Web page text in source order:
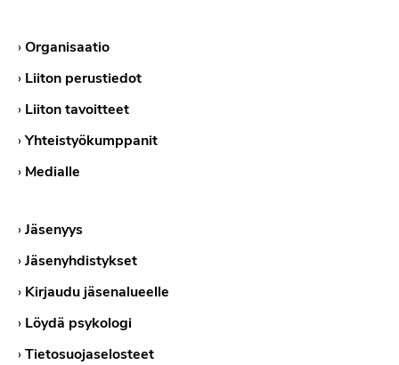
›Organisaatio
› Liiton perustiedot
› Liiton tavoitteet
›Yhteistyökumppanit
› Medialle
›Jäsenyys
›Jäsenyhdistykset
› Kirjaudu jäsenalueelle
› Löydä psykologi
›Tietosuojaselosteet